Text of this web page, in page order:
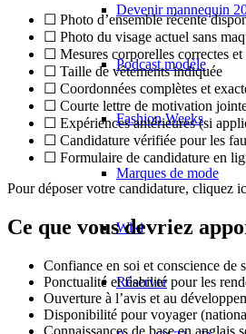
Devenir mannequin
Podcast modèle
Fashion Weeks
Marques de mode
Wiki
Réserver
☐ Photo d’ensemble récente
☐ Photo du visage actuel sans
☐ Mesures corporelles correctes et
☐ Taille de vêtements indiquée
☐ Coordonnées complètes et
☐ Courte lettre de motivation
☐ Expériences antérieures (si
☐ Candidature vérifiée pour les
☐ Formulaire de candidature en
Pour déposer votre candidature, cliquez
Ce que vous devriez
Confiance en soi et conscience de
Ponctualité et fiabilité pour les
Ouverture à l’avis et au
Disponibilité pour voyager
Connaissances de base en anglais